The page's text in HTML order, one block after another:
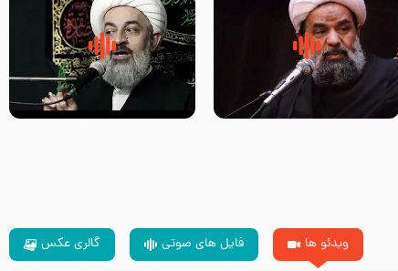
سلام جوانی که امام حسین علیه
السلام خودش جوابش را دادند
زیارتی که اسباب رزق زیاد و عمر
طولانی است حجت السلام حسین
ویدئو ها فایل های صوتی گالری عکس